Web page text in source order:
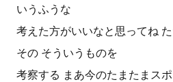
いうふうな
考えた方がいいなと思ってね
その そういうものを
考察する まあ今のたまたまス